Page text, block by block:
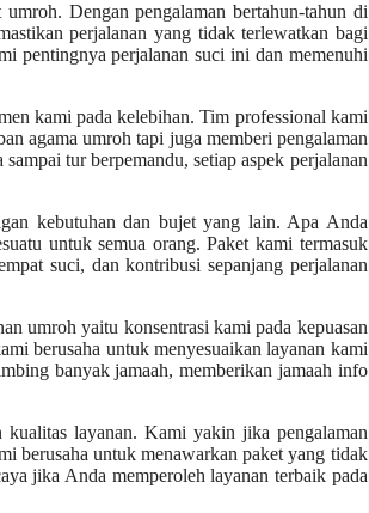
Dengan pengalaman bertahun-tahun di
perjalanan yang tidak terlewatkan bagi
pentingnya perjalanan suci ini dan memenuhi
kami pada kelebihan. Tim professional kami
agama umroh tapi juga memberi pengalaman
tur berpemandu, setiap aspek perjalanan
kebutuhan dan bujet yang lain. Apa Anda
untuk semua orang. Paket kami termasuk
suci, dan kontribusi sepanjang perjalanan
umroh yaitu konsentrasi kami pada kepuasan
berusaha untuk menyesuaikan layanan kami
banyak jamaah, memberikan jamaah info
layanan. Kami yakin jika pengalaman
berusaha untuk menawarkan paket yang tidak
jika Anda memperoleh layanan terbaik pada